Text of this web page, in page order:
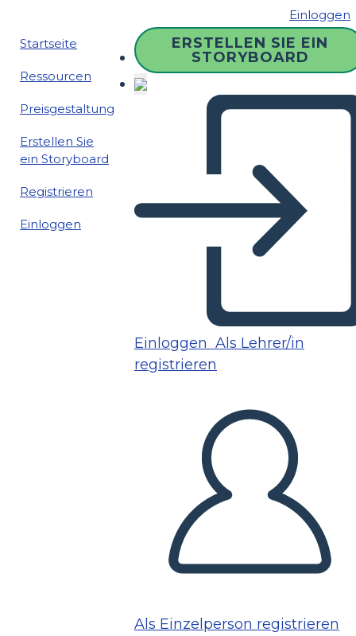
Einloggen
Startseite
Ressourcen
Preisgestaltung
Erstellen Sie
ein Storyboard
Registrieren
Einloggen
ERSTELLEN SIE EIN
STORYBOARD
Einloggen Als Lehrer/in
registrieren
Als Einzelperson registrieren